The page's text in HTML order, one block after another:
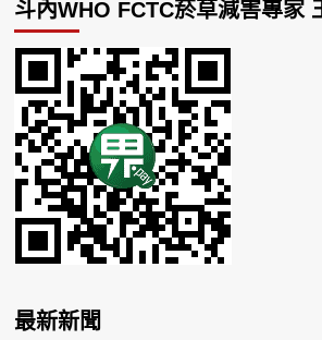
斗內WHO FCTC菸草減害專家
最新新聞